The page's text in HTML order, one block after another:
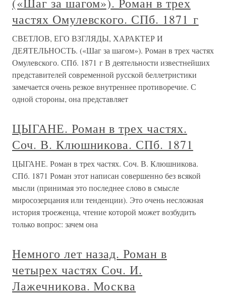
частях Омулевского. СПб. 1871 г
СВЕТЛОВ, ЕГО ВЗГЛЯДЫ, ХАРАКТЕР И
ДЕЯТЕЛЬНОСТЬ. («Шаг за шагом»). Роман в трех частях
Омулевского. СПб. 1871 г В деятельности известнейших
представителей современной русской беллетристики
замечается очень резкое внутреннее противоречие. С
одной стороны, она представляет
ЦЫГАНЕ. Роман в трех частях.
Соч. В. Клюшникова. СПб. 1871
ЦЫГАНЕ. Роман в трех частях. Соч. В. Клюшникова.
СПб. 1871 Роман этот написан совершенно без всякой
мысли (принимая это последнее слово в смысле
миросозерцания или тенденции). Это очень несложная
история троеженца, чтение которой может возбудить
только вопрос: зачем она
Немного лет назад. Роман в
четырех частях Соч. И.
Лажечникова. Москва